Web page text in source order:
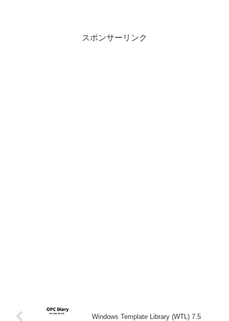
スポンサーリンク
Windows Template Library (WTL) 7.5